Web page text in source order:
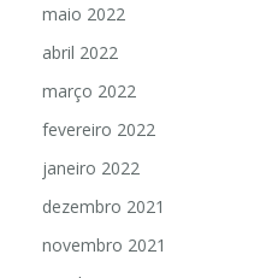
maio 2022
abril 2022
março 2022
fevereiro 2022
janeiro 2022
dezembro 2021
novembro 2021